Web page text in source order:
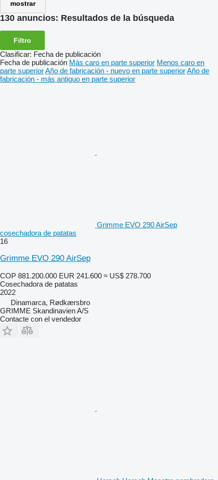
mostrar
130 anuncios: Resultados de la búsqueda
Filtro
Clasificar: Fecha de publicación
Fecha de publicación Más caro en parte superior Menos caro en
parte superiorAño de fabricación - nuevo en parte superiorAño de
fabricación - más antiguo en parte superior
Grimme EVO 290 AirSep
cosechadora de patatas
16
Grimme EVO 290 AirSep
COP 881.200.000 EUR 241.600 ≈ US$ 278.700
Cosechadora de patatas
2022
Dinamarca, Rødkærsbro
GRIMME Skandinavien A/S
Contacte con el vendedor